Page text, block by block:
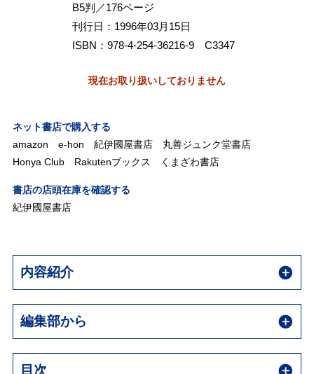
B5判／176ページ
刊行日：1996年03月15日
ISBN：978-4-254-36216-9 C3347
現在お取り扱いしておりません
ネット書店で購入する
amazon
e-hon 紀伊國屋書店
丸善ジュンク堂書店
Honya Club
Rakutenブックス くまざわ書店
書店の店頭在庫を確認する
紀伊國屋書店
内容紹介
編集部から
目次